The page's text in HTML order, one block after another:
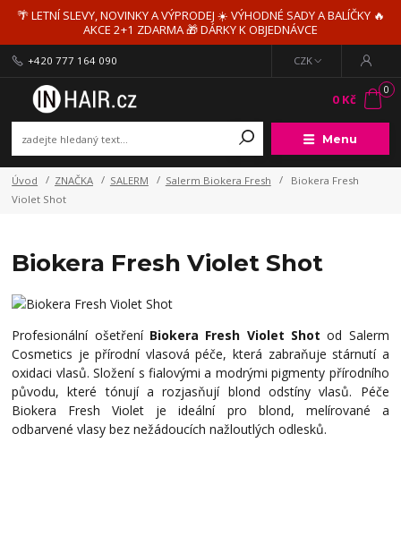
🌴 LETNÍ SLEVY, NOVINKY A VÝPRODEJ ☀️ VÝHODNÉ SADY A BALÍČKY 🔥
AKCE 2+1 ZDARMA 🎁 DÁRKY K OBJEDNÁVCE
Menu
CZK
+420 777 164 090
0
0 Kč
Úvod ZNAČKA SALERM Salerm Biokera Fresh
Biokera Fresh
Violet Shot
Biokera Fresh Violet Shot
Profesionální ošetření Biokera Fresh Violet Shot od Salerm
Cosmetics je přírodní vlasová péče, která zabraňuje stárnutí a
oxidaci vlasů. Složení s fialovými a modrými pigmenty přírodního
původu, které tónují a rozjasňují blond odstíny vlasů. Péče
Biokera Fresh Violet je ideální pro blond, melírované a
odbarvené vlasy bez nežádoucích nažloutlých odlesků.